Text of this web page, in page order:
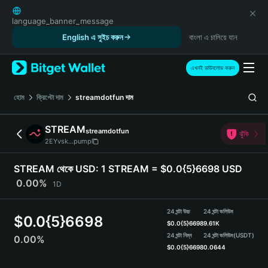
English
日本語
Русский
Español (Latinoamérica)
Türkçe
Italiano
简体中文
繁體中文
Português (Portugal)
Bahasa Indonesia
Español
language_banner_message
English এ সুইচ করুন
বাংলা এ চালিয়ে যান
এখনই ডাউনলোড করুন
হোম ক্রিপ্টো দাম streamdotfun দাম
STREAMstreamdotfun
2EYvsk...pump
ঝুঁকি
STREAM থেকে USD: 1 STREAM = $0.0{5}6698 USD
0.00%
1D
$0.0{5}6698
0.00%
24 ঘন্টা উচ্চ
$0.0{5}6698
24 ঘন্টা নিম্ন
$0.0{5}6698
24 ঘন্টা ভলিউম
9.61K
24 ঘন্টা ভলিউম(USDT)
0.0644